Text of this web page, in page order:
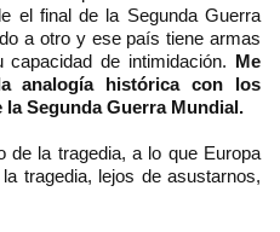
el final de la Segunda Guerra
a otro y ese país tiene armas
de intimidación. Me
analogía histórica con los
Segunda Guerra Mundial.
de la tragedia, a lo que Europa
tragedia, lejos de asustarnos,